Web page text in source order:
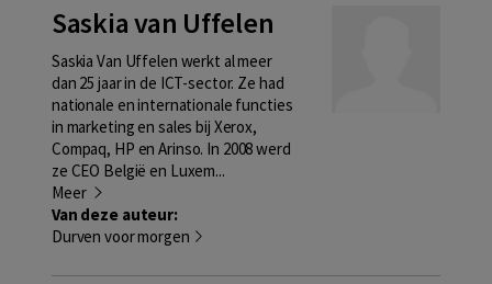
Saskia van Uffelen
Saskia Van Uffelen werkt al meer
dan 25 jaar in de ICT-sector. Ze had
nationale en internationale functies
in marketing en sales bij Xerox,
Compaq, HP en Arinso. In 2008 werd
ze CEO België en Luxem...
Meer
Van deze auteur:
Durven voor morgen